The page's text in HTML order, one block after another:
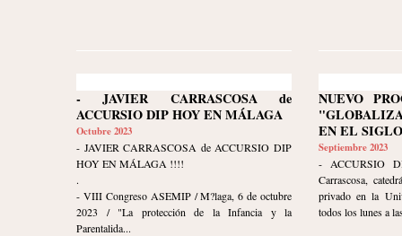
- JAVIER CARRASCOSA de
ACCURSIO DIP HOY EN MÁLAGA
Octubre 2023
- JAVIER CARRASCOSA de ACCURSIO DIP
HOY EN MÁLAGA !!!!
.
- VIII Congreso ASEMIP / M?laga, 6 de octubre
2023 / "La protección de la Infancia y la
Parentalida...
NUEVO
EN EL
Septiembre 2023
- ACCURSIO
Carrascosa,
privado en la
todos los lunes a